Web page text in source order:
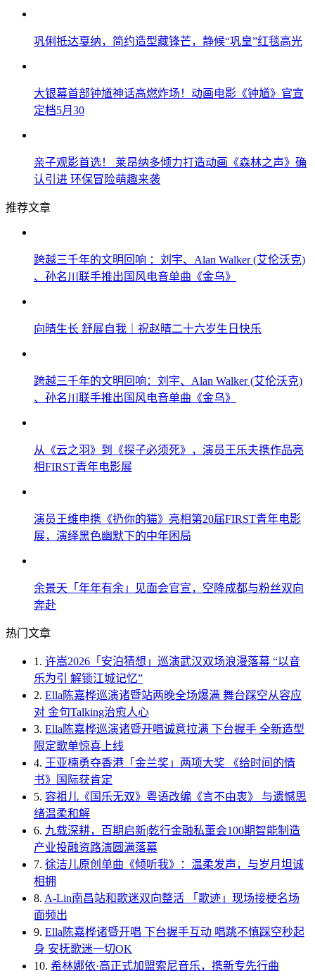
巩俐抵达戛纳，简约造型藏锋芒，静候“巩皇”红毯高光
大银幕首部钟馗神话高燃炸场！动画电影《钟馗》官宣
定档5月30
亲子观影首选！ 莱昂纳多倾力打造动画《森林之声》确
认引进 环保冒险萌趣来袭
推荐文章
跨越三千年的文明回响 ：刘宇、Alan Walker (艾伦沃克)
、孙名川联手推出国风电音单曲《金乌》
向晴生长 舒展自我｜祝赵晴二十六岁生日快乐
跨越三千年的文明回响：刘宇、Alan Walker (艾伦沃克)
、孙名川联手推出国风电音单曲《金乌》
从《云之羽》到《探子必须死》，演员王乐夫携作品亮
相FIRST青年电影展
演员王维申携《扔你的猫》亮相第20届FIRST青年电影
展，演绎黑色幽默下的中年困局
余景天「年年有余」见面会官宣，空降成都与粉丝双向
奔赴
热门文章
1. 许嵩2026「安泊猜想」巡演武汉双场浪漫落幕 “以音
乐为引 解锁江城记忆”
2. Ella陈嘉桦巡演诸暨站两晚全场爆满 舞台踩空从容应
对 金句Talking治愈人心
3. Ella陈嘉桦巡演诸暨开唱诚意拉满 下台握手 全新造型
限定歌单惊喜上线
4. 王亚楠勇夺香港「金兰奖」两项大奖 《给时间的情
书》国际获肯定
5. 容祖儿《国乐无双》粤语改编《言不由衷》 与遗憾思
绪温柔和解
6. 九载深耕，百期启新|乾行金融私董会100期智能制造
产业投融资路演圆满落幕
7. 徐洁儿原创单曲《倾听我》：温柔发声，与岁月坦诚
相拥
8. A-Lin南昌站和歌迷双向整活 「歌迹」现场接梗名场
面频出
9. Ella陈嘉桦诸暨开唱 下台握手互动 唱跳不慎踩空秒起
身 安抚歌迷一切OK
10. 希林娜依·高正式加盟索尼音乐，携新专先行曲